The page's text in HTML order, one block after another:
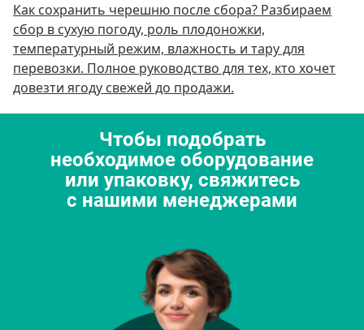
Как сохранить черешню после сбора? Разбираем
сбор в сухую погоду, роль плодоножки,
температурный режим, влажность и тару для
перевозки. Полное руководство для тех, кто хочет
довезти ягоду свежей до продажи.
Чтобы подобрать
необходимое оборудование
или упаковку, свяжитесь
с нашими менеджерами